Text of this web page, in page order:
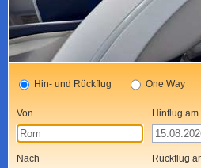
Hin- und Rückflug One Way
Von Hinflug am
Nach Rückflug